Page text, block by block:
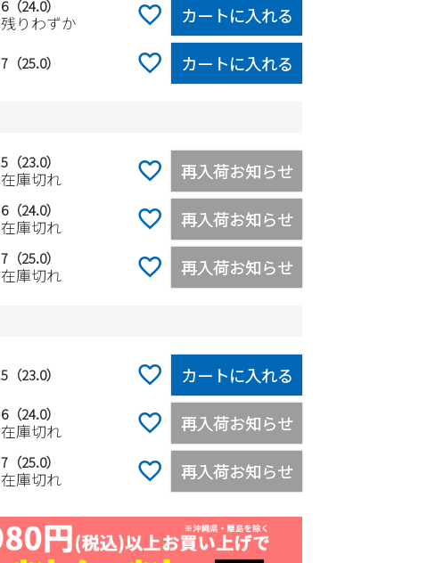
6（24.0）
残りわずか カートに入れる
7（25.0） カートに入れる
5（23.0）
在庫切れ 再入荷お知らせ
6（24.0）
在庫切れ 再入荷お知らせ
7（25.0）
在庫切れ 再入荷お知らせ
5（23.0） カートに入れる
6（24.0）
在庫切れ 再入荷お知らせ
7（25.0）
在庫切れ 再入荷お知らせ